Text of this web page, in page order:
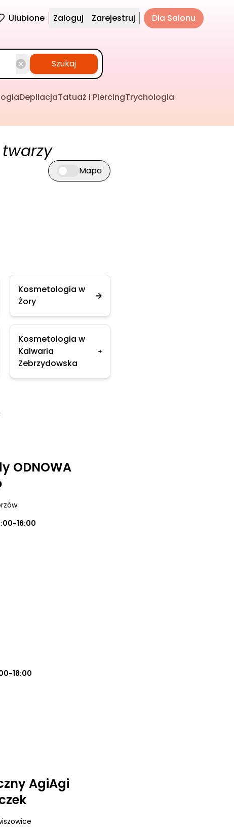
Ulubione Zaloguj Zarejestruj Dla Salonu
Szukaj
DepilacjaTatuaż i PiercingTrychologia
Przełącz widok mapy
Mapa
Kosmetologia w
Żory
Kosmetologia w
Kalwaria
Zebrzydowska
ODNOWA
16:00
18:00
AgiAgi